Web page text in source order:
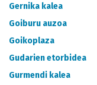
Gernika kalea
Goiburu auzoa
Goikoplaza
Gudarien etorbidea
Gurmendi kalea